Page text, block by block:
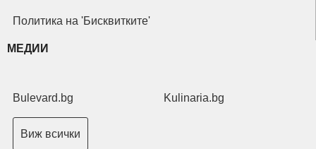
Политика на 'Бисквитките'
МЕДИИ
Bulevard.bg Kulinaria.bg
Виж всички